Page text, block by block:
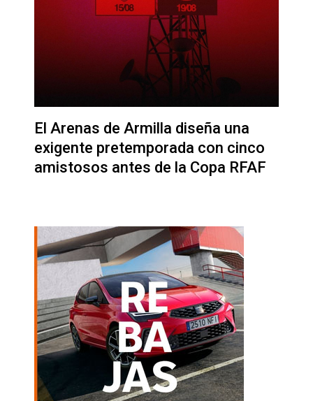
El Arenas de Armilla diseña una
exigente pretemporada con cinco
amistosos antes de la Copa RFAF